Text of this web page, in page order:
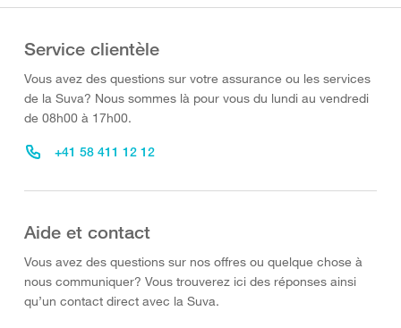
Service clientèle
Vous avez des questions sur votre assurance ou les services
de la Suva? Nous sommes là pour vous du lundi au vendredi
de 08h00 à 17h00.
+41 58 411 12 12
Aide et contact
Vous avez des questions sur nos offres ou quelque chose à
nous communiquer? Vous trouverez ici des réponses ainsi
qu’un contact direct avec la Suva.